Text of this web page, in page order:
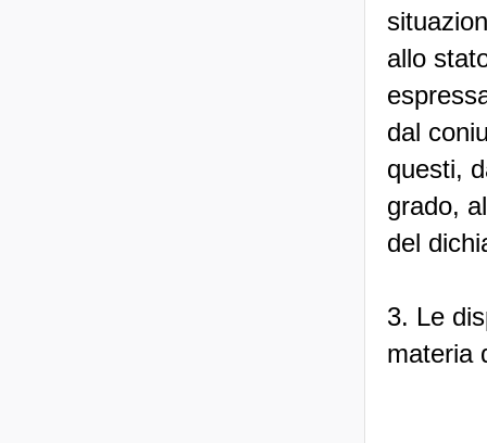
allo
dal
questi,
grado,
del
3. Le
materia